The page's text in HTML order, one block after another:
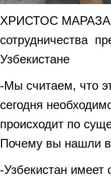
ХРИСТОС
сотрудничества
Узбекистане
-Мы считаем, что
сегодня
происходит по
Почему вы нашли
-Узбекистан